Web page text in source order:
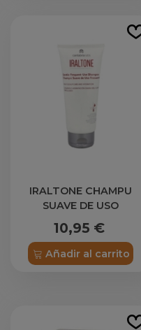
IRALTONE CHAMPU
SUAVE DE USO
FRECUENTE 1 ENVASE
200 ML
10,95 €
Añadir al carrito